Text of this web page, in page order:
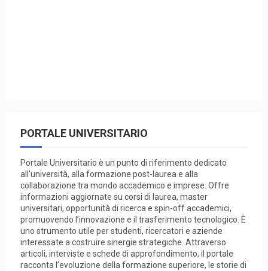
PORTALE UNIVERSITARIO
Portale Universitario è un punto di riferimento dedicato
all’università, alla formazione post-laurea e alla
collaborazione tra mondo accademico e imprese. Offre
informazioni aggiornate su corsi di laurea, master
universitari, opportunità di ricerca e spin-off accademici,
promuovendo l’innovazione e il trasferimento tecnologico. È
uno strumento utile per studenti, ricercatori e aziende
interessate a costruire sinergie strategiche. Attraverso
articoli, interviste e schede di approfondimento, il portale
racconta l’evoluzione della formazione superiore, le storie di